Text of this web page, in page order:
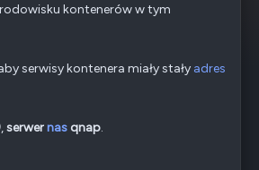
kontenerów w tym
serwisy kontenera miały stały adres
,serwernas qnap.